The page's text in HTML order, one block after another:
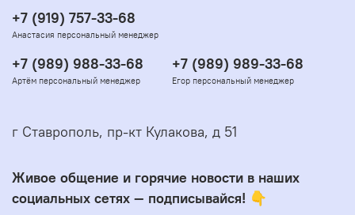
+7 (919) 757-33-68
Анастасия персональный менеджер
+7 (989) 988-33-68
Артём персональный менеджер
+7 (989) 989-33-68
Егор персональный менеджер
г Ставрополь, пр-кт Кулакова, д 51
Живое общение и горячие новости в наших
социальных сетях — подписывайся! 👇